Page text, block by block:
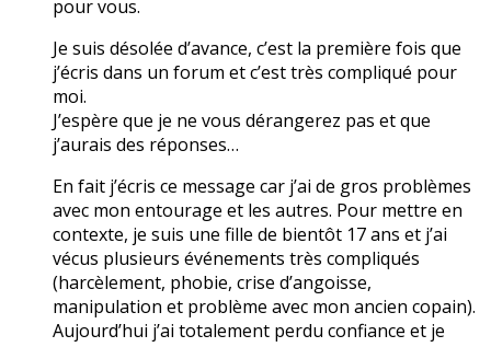
pour vous.
Je suis désolée d’avance, c’est la première fois que
j’écris dans un forum et c’est très compliqué pour
moi.
J’espère que je ne vous dérangerez pas et que
j’aurais des réponses…
En fait j’écris ce message car j’ai de gros problèmes
avec mon entourage et les autres. Pour mettre en
contexte, je suis une fille de bientôt 17 ans et j’ai
vécus plusieurs événements très compliqués
(harcèlement, phobie, crise d’angoisse,
manipulation et problème avec mon ancien copain).
Aujourd’hui j’ai totalement perdu confiance et je